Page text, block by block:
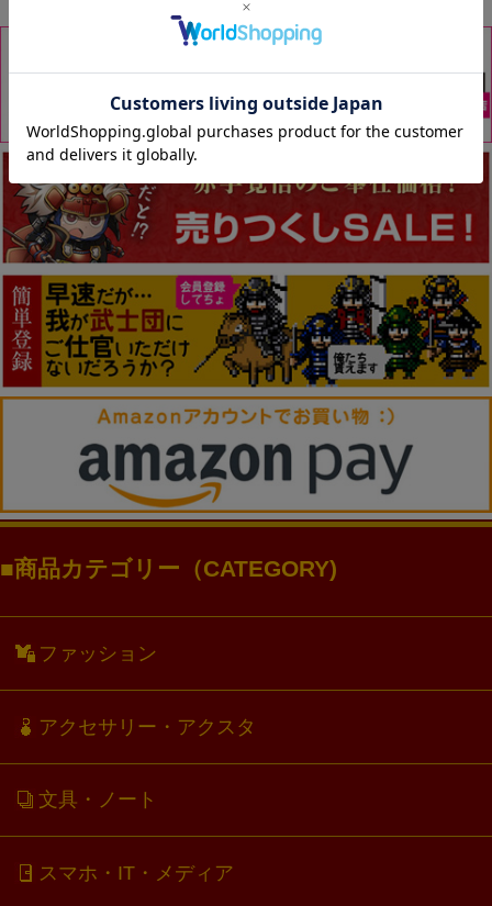
商品カテゴリー（CATEGORY)
ファッション
アクセサリー・アクスタ
文具・ノート
スマホ・IT・メディア